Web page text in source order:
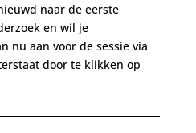
naar de eerste
en wil je
nu aan voor de sessie via
door te klikken op